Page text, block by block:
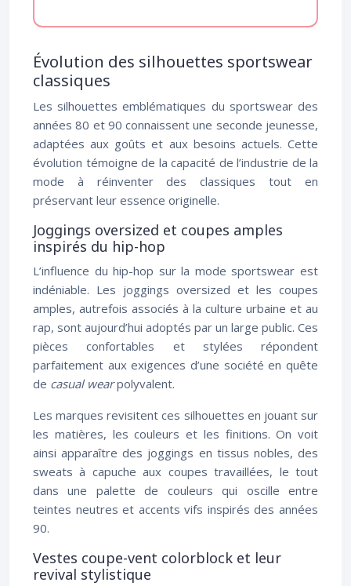
Évolution des silhouettes sportswear
classiques
Les silhouettes emblématiques du sportswear des
années 80 et 90 connaissent une seconde jeunesse,
adaptées aux goûts et aux besoins actuels. Cette
évolution témoigne de la capacité de l’industrie de la
mode à réinventer des classiques tout en
préservant leur essence originelle.
Joggings oversized et coupes amples
inspirés du hip-hop
L’influence du hip-hop sur la mode sportswear est
indéniable. Les joggings oversized et les coupes
amples, autrefois associés à la culture urbaine et au
rap, sont aujourd’hui adoptés par un large public. Ces
pièces confortables et stylées répondent
parfaitement aux exigences d’une société en quête
de casual wearpolyvalent.
Les marques revisitent ces silhouettes en jouant sur
les matières, les couleurs et les finitions. On voit
ainsi apparaître des joggings en tissus nobles, des
sweats à capuche aux coupes travaillées, le tout
dans une palette de couleurs qui oscille entre
teintes neutres et accents vifs inspirés des années
90.
Vestes coupe-vent colorblock et leur
revival stylistique